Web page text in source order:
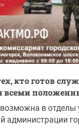
кто готов
всеми
в отделы
администрации